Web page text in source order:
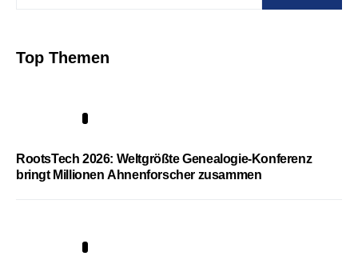
Top Themen
RootsTech 2026: Weltgrößte Genealogie-Konferenz
bringt Millionen Ahnenforscher zusammen